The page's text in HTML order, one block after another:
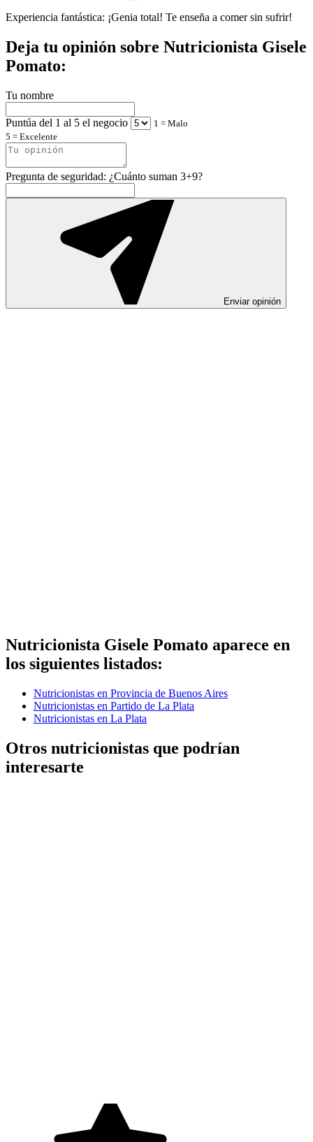
Experiencia fantástica: ¡Genia total! Te enseña a comer sin sufrir!
Deja tu opinión sobre Nutricionista Gisele
Pomato:
Tu nombre
Puntúa del 1 al 5 el negocio
1 = Malo
5 = Excelente
Pregunta de seguridad: ¿Cuánto suman 3+9?
Enviar opinión
Nutricionista Gisele Pomato aparece en
los siguientes listados:
Nutricionistas en Provincia de Buenos Aires
Nutricionistas en Partido de La Plata
Nutricionistas en La Plata
Otros nutricionistas que podrían
interesarte